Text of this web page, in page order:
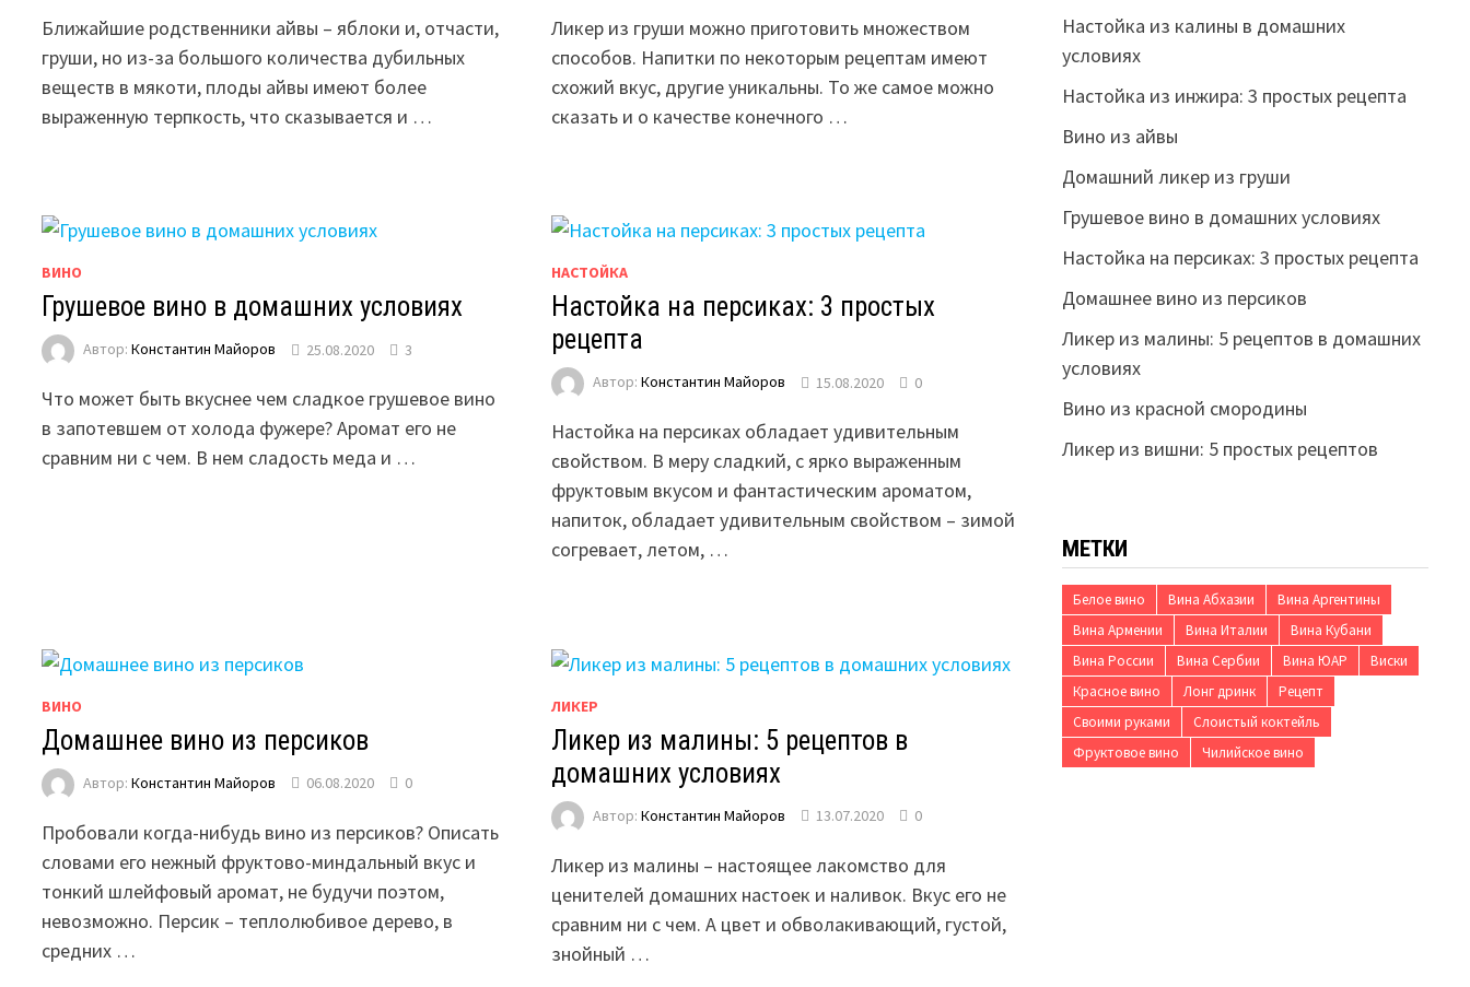
Ближайшие родственники айвы – яблоки и, отчасти,
груши, но из-за большого количества дубильных
веществ в мякоти, плоды айвы имеют более
выраженную терпкость, что сказывается и …
Ликер из груши можно приготовить множеством
способов. Напитки по некоторым рецептам имеют
схожий вкус, другие уникальны. То же самое можно
сказать и о качестве конечного …
ВИНО
Грушевое вино в домашних условиях
Автор:Константин Майоров 25.08.2020 3
Что может быть вкуснее чем сладкое грушевое вино
в запотевшем от холода фужере? Аромат его не
сравним ни с чем. В нем сладость меда и …
НАСТОЙКА
Настойка на персиках: 3 простых
рецепта
Автор: Константин Майоров 15.08.2020 0
Настойка на персиках обладает удивительным
свойством. В меру сладкий, с ярко выраженным
фруктовым вкусом и фантастическим ароматом,
напиток, обладает удивительным свойством – зимой
согревает, летом, …
ВИНО
Домашнее вино из персиков
Автор:Константин Майоров 06.08.2020 0
Пробовали когда-нибудь вино из персиков? Описать
словами его нежный фруктово-миндальный вкус и
тонкий шлейфовый аромат, не будучи поэтом,
невозможно. Персик – теплолюбивое дерево, в
средних …
ЛИКЕР
Ликер из малины: 5 рецептов в
домашних условиях
Автор: Константин Майоров 13.07.2020 0
Ликер из малины – настоящее лакомство для
ценителей домашних настоек и наливок. Вкус его не
сравним ни с чем. А цвет и обволакивающий, густой,
знойный …
Настойка из калины в домашних
условиях
Настойка из инжира: 3 простых рецепта
Вино из айвы
Домашний ликер из груши
Грушевое вино в домашних условиях
Настойка на персиках: 3 простых рецепта
Домашнее вино из персиков
Ликер из малины: 5 рецептов в домашних
условиях
Вино из красной смородины
Ликер из вишни: 5 простых рецептов
МЕТКИ
Белое вино Вина Абхазии
Вина Аргентины
Вина Армении
Вина Италии
Вина Кубани
Вина России
Вина Сербии Вина ЮАР
Виски
Красное вино
Лонг дринк
Рецепт
Своими руками
Слоистый коктейль
Фруктовое вино
Чилийское вино